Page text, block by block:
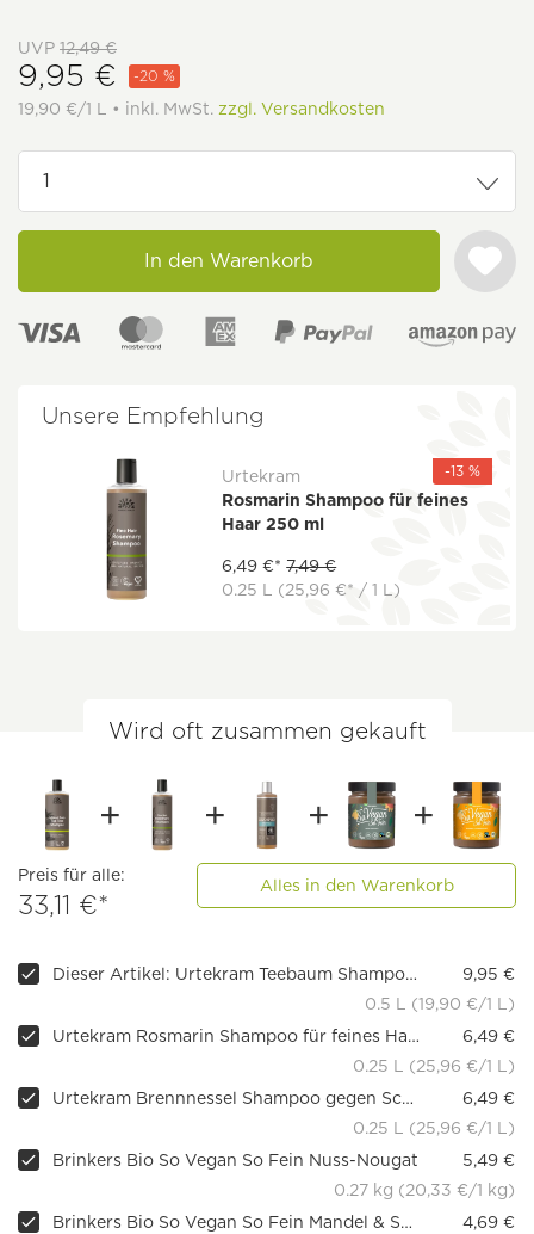
UVP 12,49 €
9,95 € -20 %
19,90 €/1 L • inkl. MwSt. zzgl. Versandkosten
In den Warenkorb
Unsere Empfehlung
-13 %
Urtekram
Rosmarin Shampoo für feines
Haar 250 ml
6,49 €* 7,49 €
0.25 L (25,96 €* / 1 L)
Wird oft zusammen gekauft
Preis für alle:
33,11 €*
Alles in den Warenkorb
Dieser Artikel: Urtekram Teebaum Shampoo für gereizte Kopfhaut
9,95 €
0.5 L (19,90 €/1 L)
Urtekram Rosmarin Shampoo für feines Haar
6,49 €
0.25 L (25,96 €/1 L)
Urtekram Brennnessel Shampoo gegen Schuppen
6,49 €
0.25 L (25,96 €/1 L)
Brinkers Bio So Vegan So Fein Nuss-Nougat
5,49 €
0.27 kg (20,33 €/1 kg)
Brinkers Bio So Vegan So Fein Mandel & Schokolade
4,69 €